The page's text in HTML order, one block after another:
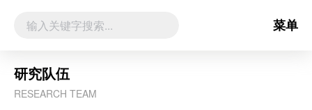
菜单
研究队伍
RESEARCH TEAM